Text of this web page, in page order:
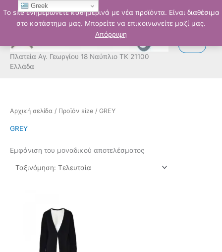
Το site ενημερώνετε καθημερινά με νέα προϊόντα. Είναι διαθέσιμα
στο κατάστημα μας. Μπορείτε να επικοινωνείτε μαζί μας.
Απόρριψη
Μετάβαση
στο
περιεχόμενο
Πλατεία Αγ. Γεωργίου 18 Ναύπλιο ΤΚ 21100
Ελλάδα
Αρχική σελίδα / Προϊόν size / GREY
GREY
Εμφάνιση του μοναδικού αποτελέσματος
Greek